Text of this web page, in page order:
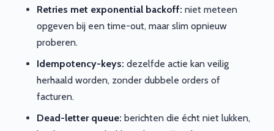
Retries met exponential backoff: niet meteen
opgeven bij een time-out, maar slim opnieuw
proberen.
Idempotency-keys: dezelfde actie kan veilig
herhaald worden, zonder dubbele orders of
facturen.
Dead-letter queue: berichten die écht niet lukken,